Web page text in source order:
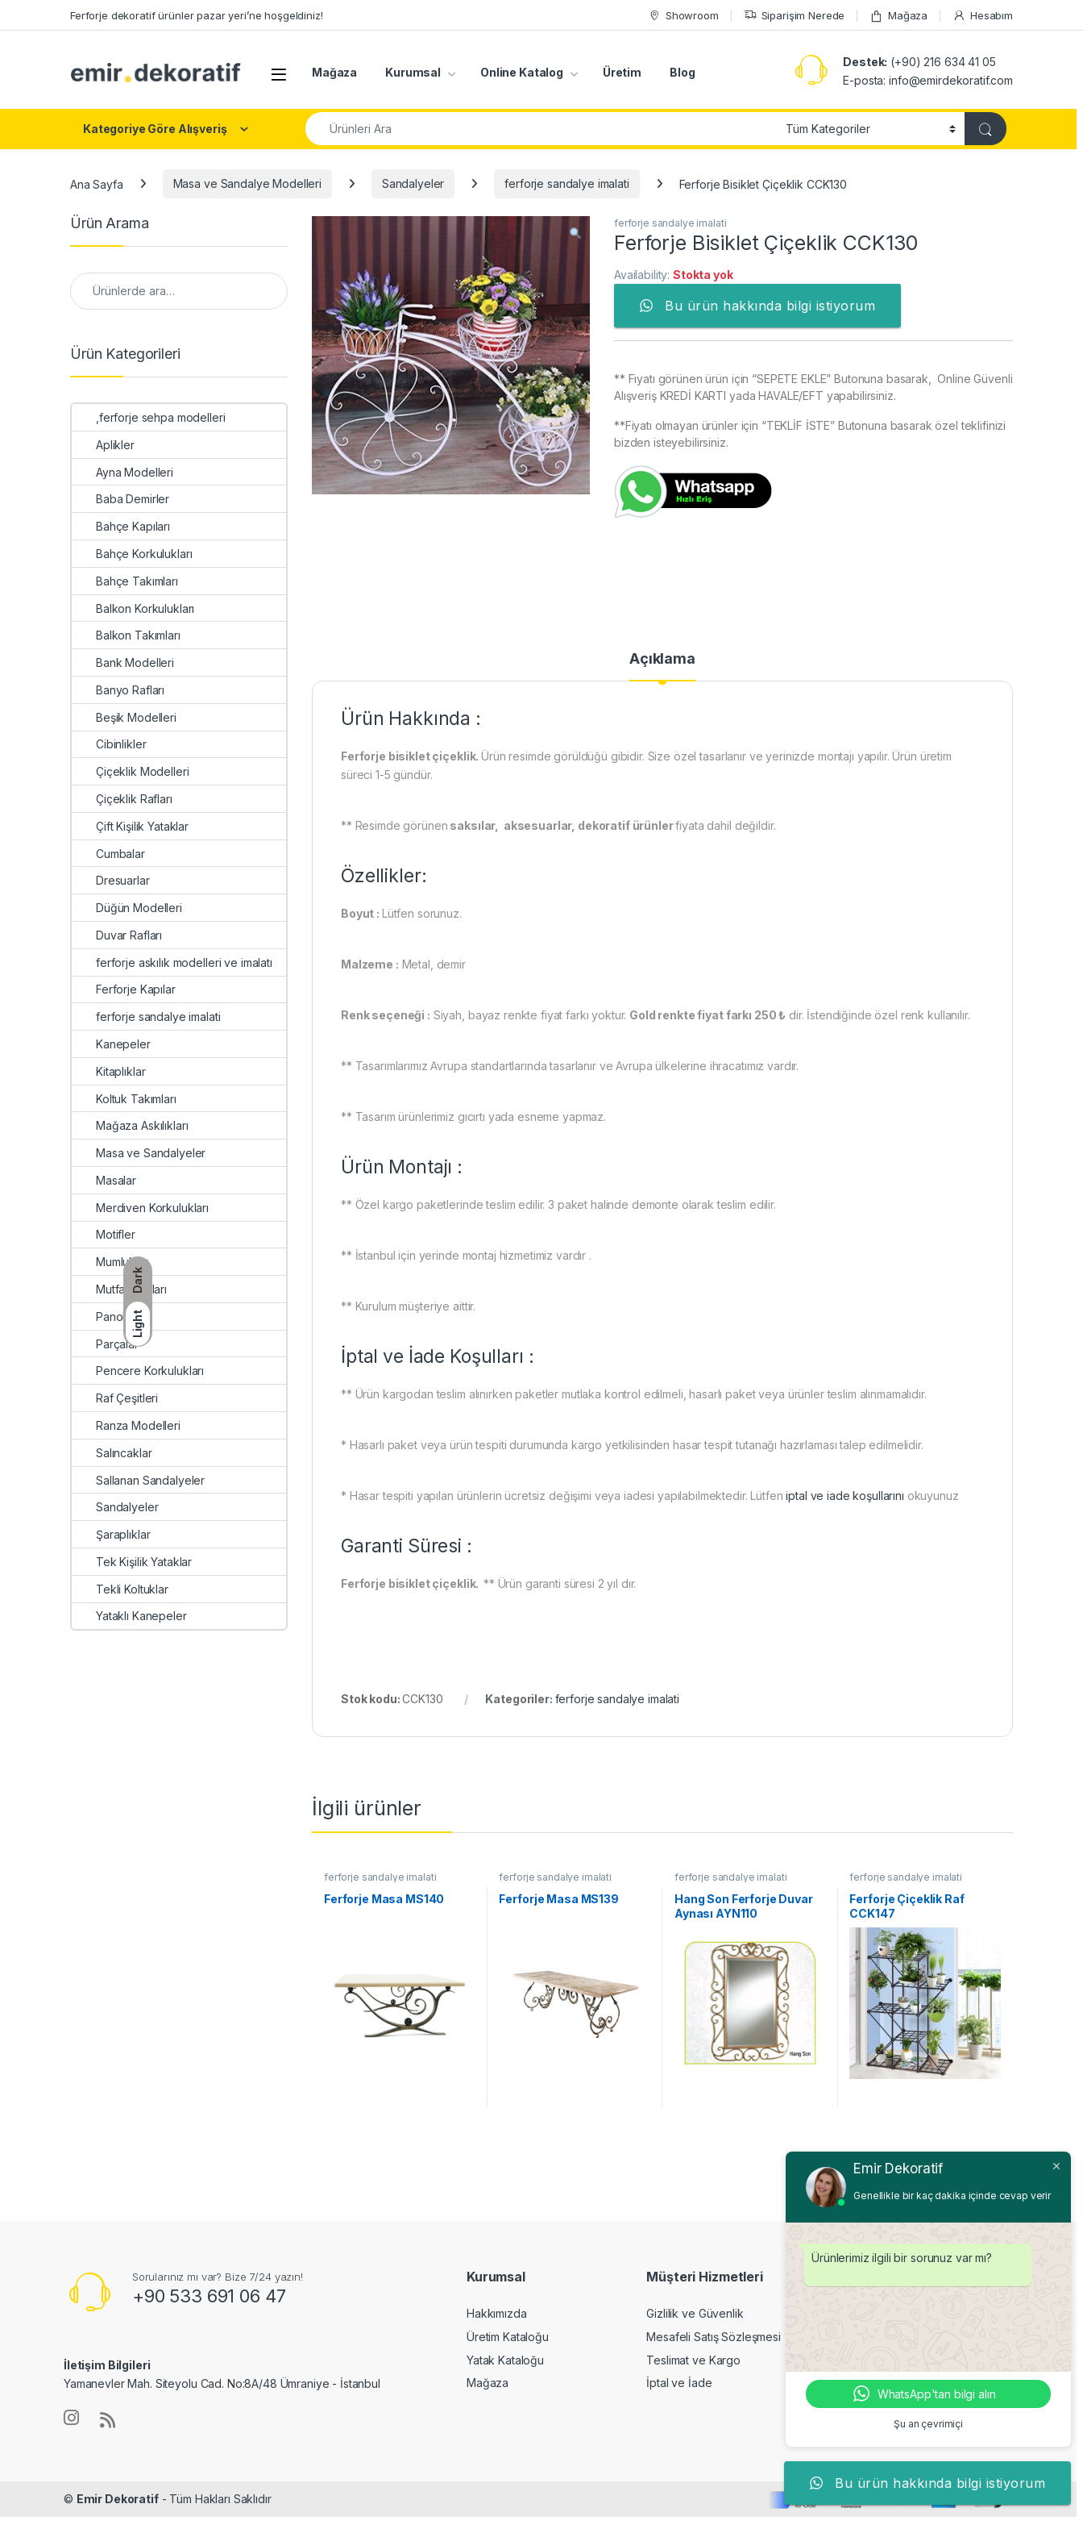
Dark
Light
Ferforje dekoratif ürünler pazar yeri’ne hoşgeldiniz! Showroom Siparişim Nerede Mağaza Hesabım
Mağaza Kurumsal Online Katalog Üretim Blog
Destek: (+90) 216 634 41 05
E-posta: info@emirdekoratif.com
Kategoriye Göre Alışveriş
Search for:
Ana Sayfa Masa ve Sandalye Modelleri Sandalyeler ferforje sandalye imalati Ferforje Bisiklet Çiçeklik CCK130
ferforje sandalye imalati
Ferforje Bisiklet Çiçeklik CCK130
Availability:Stokta yok
Bu ürün hakkında bilgi istiyorum
** Fiyatı görünen ürün için “SEPETE EKLE” Butonuna basarak, Online Güvenli
Alışveriş KREDİ KARTI yada HAVALE/EFT yapabilirsiniz.
**Fiyatı olmayan ürünler için “TEKLİF İSTE” Butonuna basarak özel teklifinizi
bizden isteyebilirsiniz.
Açıklama
Ürün Hakkında :
Ferforje bisiklet çiçeklik.Ürün resimde görüldüğü gibidir. Size özel tasarlanır ve yerinizde montajı yapılır. Ürün üretim
süreci 1-5 gündür.
** Resimde görünen saksılar, aksesuarlar, dekoratif ürünlerfiyata dahil değildir.
Özellikler:
Boyut : Lütfen sorunuz.
Malzeme : Metal, demir
Renk seçeneği : Siyah, bayaz renkte fiyat farkı yoktur. Gold renkte fiyat farkı 250 ₺ dir. İstendiğinde özel renk kullanılır.
** Tasarımlarımız Avrupa standartlarında tasarlanır ve Avrupa ülkelerine ihracatımız vardır.
** Tasarım ürünlerimiz gıcırtı yada esneme yapmaz.
Ürün Montajı :
** Özel kargo paketlerinde teslim edilir. 3 paket halinde demonte olarak teslim edilir.
** İstanbul için yerinde montaj hizmetimiz vardır .
** Kurulum müşteriye aittir.
İptal ve İade Koşulları :
** Ürün kargodan teslim alınırken paketler mutlaka kontrol edilmeli, hasarlı paket veya ürünler teslim alınmamalıdır.
* Hasarlı paket veya ürün tespiti durumunda kargo yetkilisinden hasar tespit tutanağı hazırlaması talep edilmelidir.
* Hasar tespiti yapılan ürünlerin ücretsiz değişimi veya iadesi yapılabilmektedir. Lütfeniptal ve iade koşullarını okuyunuz
Garanti Süresi :
Ferforje bisiklet çiçeklik. ** Ürün garanti süresi 2 yıl dır.
Stok kodu:CCK130 Kategoriler: ferforje sandalye imalati
İlgili ürünler
ferforje sandalye imalati
Ferforje Masa MS140
ferforje sandalye imalati
Ferforje Masa MS139
ferforje sandalye imalati
Hang Son Ferforje Duvar
Aynası AYN110
ferforje sandalye imalati
Ferforje Çiçeklik Raf
CCK147
Ürün Arama
Ara:
Ürün Kategorileri
,ferforje sehpa modelleri
Aplikler
Ayna Modelleri
Baba Demirler
Bahçe Kapıları
Bahçe Korkulukları
Bahçe Takımları
Balkon Korkulukları
Balkon Takımları
Bank Modelleri
Banyo Rafları
Beşik Modelleri
Cibinlikler
Çiçeklik Modelleri
Çiçeklik Rafları
Çift Kişilik Yataklar
Cumbalar
Dresuarlar
Düğün Modelleri
Duvar Rafları
ferforje askılık modelleri ve imalatı
Ferforje Kapılar
ferforje sandalye imalati
Kanepeler
Kitaplıklar
Koltuk Takımları
Mağaza Askılıkları
Masa ve Sandalyeler
Masalar
Merdiven Korkulukları
Motifler
Mumluklar
Mutfak Rafları
Panolar
Parçalar
Pencere Korkulukları
Raf Çeşitleri
Ranza Modelleri
Salıncaklar
Sallanan Sandalyeler
Sandalyeler
Şaraplıklar
Tek Kişilik Yataklar
Tekli Koltuklar
Yataklı Kanepeler
Sorularınız mı var? Bize 7/24 yazın!
+90 533 691 06 47
İletişim Bilgileri
Yamanevler Mah. Siteyolu Cad. No:8A/48 Ümraniye - İstanbul
Kurumsal
Hakkımızda
Üretim Kataloğu
Yatak Kataloğu
Mağaza
Müşteri Hizmetleri
Gizlilik ve Güvenlik
Mesafeli Satış Sözleşmesi
Teslimat ve Kargo
İptal ve İade
Şifremi unuttum
© Emir Dekoratif- Tüm Hakları Saklıdır
Emir Dekoratif
Genellikle bir kaç dakika içinde cevap verir
Ürünlerimiz ilgili bir sorunuz var mı?
WhatsApp'tan bilgi alın
Şu an çevrimiçi
Bu ürün hakkında bilgi istiyorum